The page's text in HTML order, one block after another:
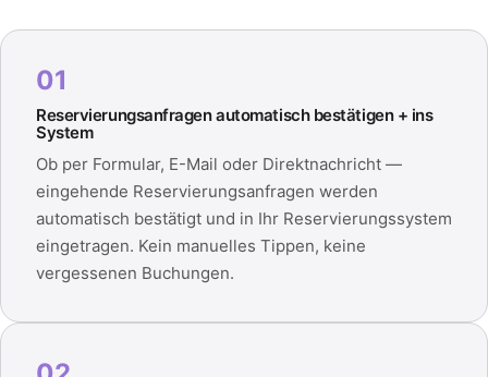
01
Reservierungsanfragen automatisch bestätigen + ins
System
Ob per Formular, E-Mail oder Direktnachricht —
eingehende Reservierungsanfragen werden
automatisch bestätigt und in Ihr Reservierungssystem
eingetragen. Kein manuelles Tippen, keine
vergessenen Buchungen.